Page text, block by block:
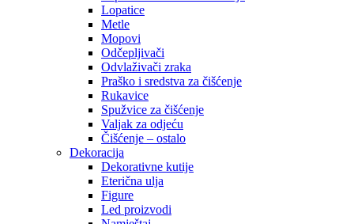
Lopatice
Metle
Mopovi
Odčepljivači
Odvlaživači zraka
Praško i sredstva za čišćenje
Rukavice
Spužvice za čišćenje
Valjak za odjeću
Čišćenje – ostalo
Dekoracija
Dekorativne kutije
Eterična ulja
Figure
Led proizvodi